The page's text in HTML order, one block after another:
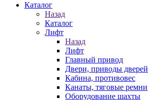
Каталог
Назад
Каталог
Лифт
Назад
Лифт
Главный привод
Двери, приводы дверей
Кабина, противовес
Канаты, тяговые ремни
Оборудование шахты